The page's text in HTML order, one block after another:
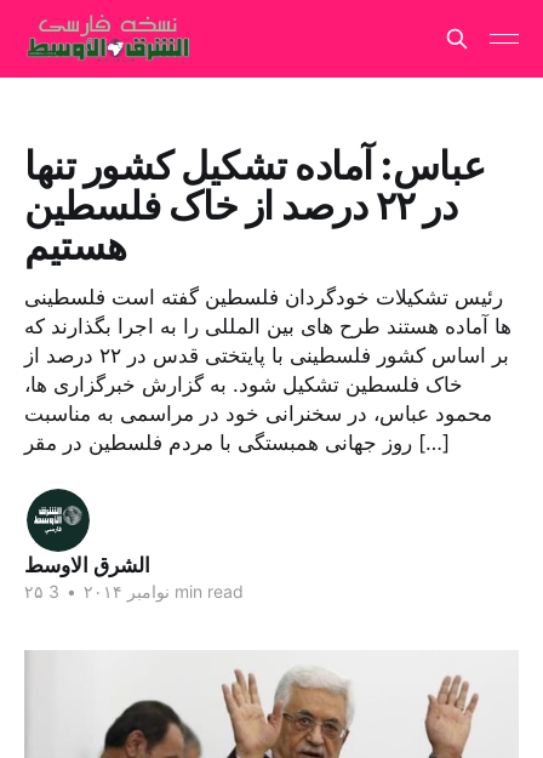
عباس: آماده تشکیل کشور تنها
در ۲۲ درصد از خاک فلسطین
هستیم
رئیس تشکیلات خودگردان فلسطین گفته است فلسطینی
ها آماده هستند طرح های بین المللی را به اجرا بگذارند که
بر اساس کشور فلسطینی با پایتختی قدس در ۲۲ درصد از
خاک فلسطین تشکیل شود. به گزارش خبرگزاری ها،
محمود عباس، در سخنرانی خود در مراسمی به مناسبت
روز جهانی همبستگی با مردم فلسطین در مقر […]
الشرق الاوسط
۲۵ نوامبر ۲۰۱۴ • 3 min read